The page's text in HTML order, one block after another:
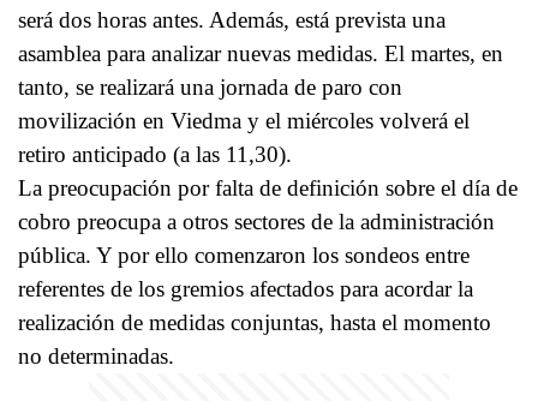
será dos horas antes. Además, está prevista una
asamblea para analizar nuevas medidas. El martes, en
tanto, se realizará una jornada de paro con
movilización en Viedma y el miércoles volverá el
retiro anticipado (a las 11,30).
La preocupación por falta de definición sobre el día de
cobro preocupa a otros sectores de la administración
pública. Y por ello comenzaron los sondeos entre
referentes de los gremios afectados para acordar la
realización de medidas conjuntas, hasta el momento
no determinadas.